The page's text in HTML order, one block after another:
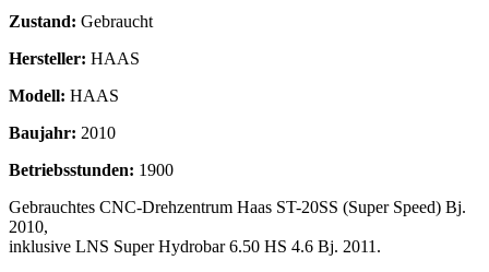
Zustand: Gebraucht
Hersteller: HAAS
Modell: HAAS
Baujahr: 2010
Betriebsstunden: 1900
Gebrauchtes CNC-Drehzentrum Haas ST-20SS (Super Speed) Bj.
2010,
inklusive LNS Super Hydrobar 6.50 HS 4.6 Bj. 2011.